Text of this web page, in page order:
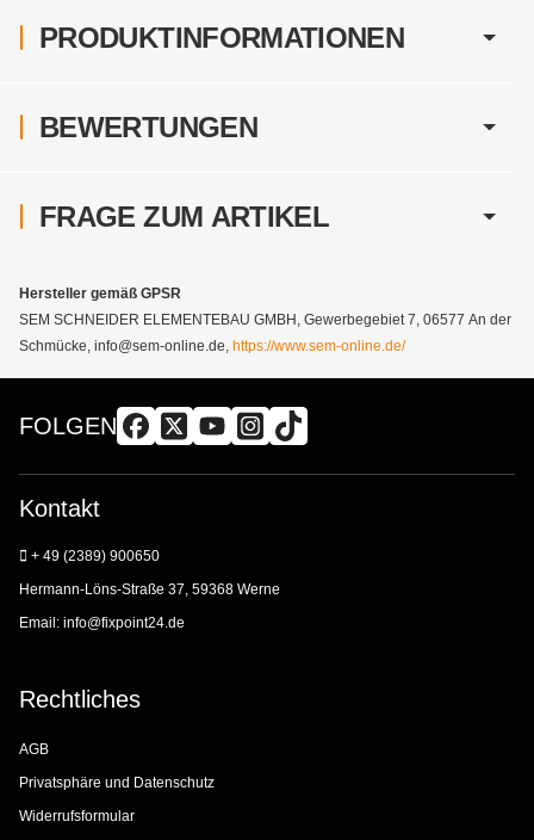
PRODUKTINFORMATIONEN
BEWERTUNGEN
FRAGE ZUM ARTIKEL
Hersteller gemäß GPSR
SEM SCHNEIDER ELEMENTEBAU GMBH, Gewerbegebiet 7, 06577 An der
Schmücke, info@sem-online.de, https://www.sem-online.de/
FOLGEN
Kontakt
+ 49 (2389) 900650
Hermann-Löns-Straße 37, 59368 Werne
Email: info@fixpoint24.de
Rechtliches
AGB
Privatsphäre und Datenschutz
Widerrufsformular